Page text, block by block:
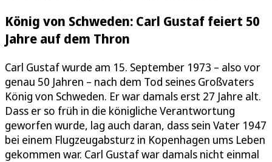
König von Schweden: Carl Gustaf feiert 50
Jahre auf dem Thron
Carl Gustaf wurde am 15. September 1973 – also vor
genau 50 Jahren – nach dem Tod seines Großvaters
König von Schweden. Er war damals erst 27 Jahre alt.
Dass er so früh in die königliche Verantwortung
geworfen wurde, lag auch daran, dass sein Vater 1947
bei einem Flugzeugabsturz in Kopenhagen ums Leben
gekommen war. Carl Gustaf war damals nicht einmal